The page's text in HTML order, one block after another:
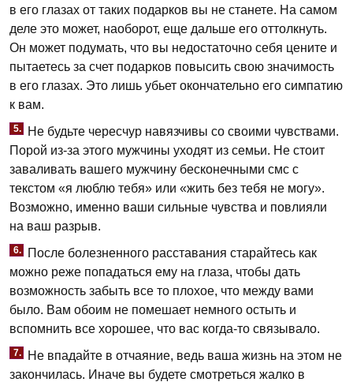
в его глазах от таких подарков вы не станете. На самом
деле это может, наоборот, еще дальше его оттолкнуть.
Он может подумать, что вы недостаточно себя цените и
пытаетесь за счет подарков повысить свою значимость
в его глазах. Это лишь убьет окончательно его симпатию
к вам.
5.
Не будьте чересчур навязчивы со своими чувствами.
Порой из-за этого мужчины уходят из семьи. Не стоит
заваливать вашего мужчину бесконечными смс с
текстом «я люблю тебя» или «жить без тебя не могу».
Возможно, именно ваши сильные чувства и повлияли
на ваш разрыв.
6.
После болезненного расставания старайтесь как
можно реже попадаться ему на глаза, чтобы дать
возможность забыть все то плохое, что между вами
было. Вам обоим не помешает немного остыть и
вспомнить все хорошее, что вас когда-то связывало.
7.
Не впадайте в отчаяние, ведь ваша жизнь на этом не
закончилась. Иначе вы будете смотреться жалко в